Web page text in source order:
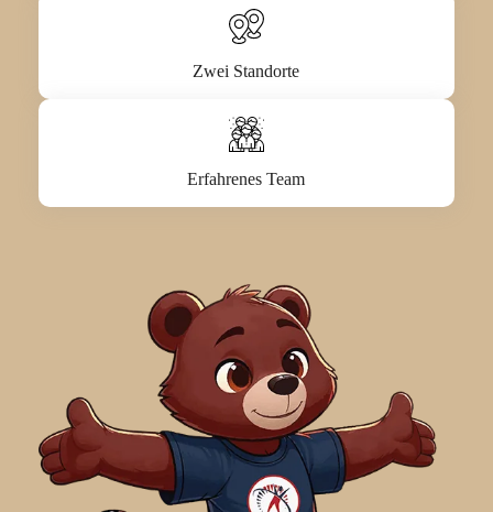
Zwei Standorte
Erfahrenes Team